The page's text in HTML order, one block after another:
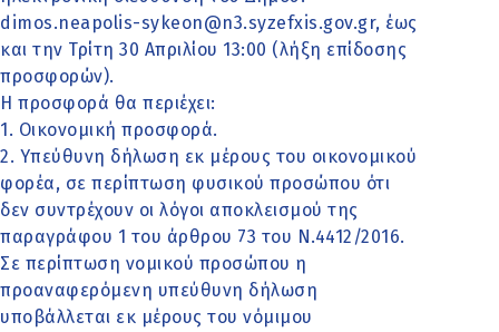
dimos.neapolis-sykeon@n3.syzefxis.gov.gr, έως
και την Τρίτη 30 Απριλίου 13:00 (λήξη επίδοσης
προσφορών).
Η προσφορά θα περιέχει:
1. Οικονομική προσφορά.
2. Υπεύθυνη δήλωση εκ μέρους του οικονομικού
φορέα, σε περίπτωση φυσικού προσώπου ότι
δεν συντρέχουν οι λόγοι αποκλεισμού της
παραγράφου 1 του άρθρου 73 του Ν.4412/2016.
Σε περίπτωση νομικού προσώπου η
προαναφερόμενη υπεύθυνη δήλωση
υποβάλλεται εκ μέρους του νόμιμου